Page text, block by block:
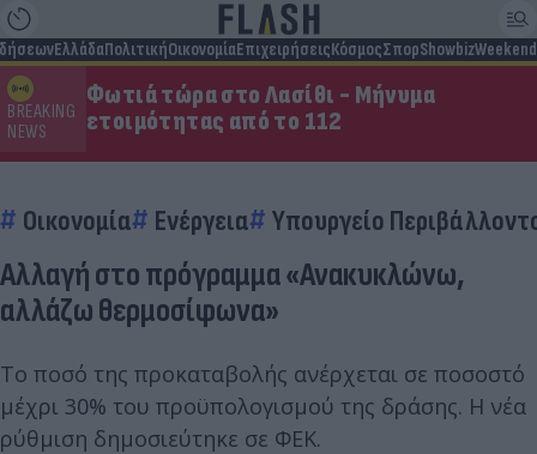
ΕλλάδαΠολιτικήΟικονομίαΕπιχειρήσειςΚόσμοςΣπορShowbizWeekend
BREAKING
NEWS
Φωτιά τώρα στο Λασίθι - Μήνυμα
ετοιμότητας από το 112
Οικονομία Ενέργεια Υπουργείο
Αλλαγή στο πρόγραμμα «Ανακυκλώνω,
αλλάζω θερμοσίφωνα»
Το ποσό της προκαταβολής ανέρχεται σε ποσοστό
μέχρι 30% του προϋπολογισμού της δράσης. Η νέα
ρύθμιση δημοσιεύτηκε σε ΦΕΚ.